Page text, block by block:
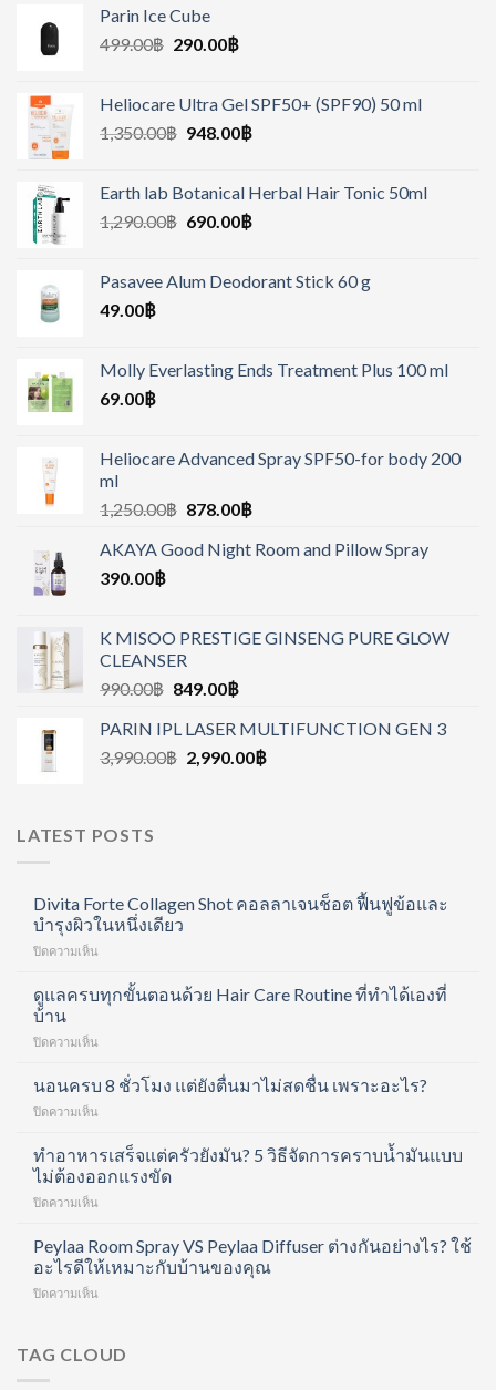
Parin Ice Cube
499.00฿ 290.00฿
Heliocare Ultra Gel SPF50+ (SPF90) 50 ml
1,350.00฿ 948.00฿
Earth lab Botanical Herbal Hair Tonic 50ml
1,290.00฿ 690.00฿
Pasavee Alum Deodorant Stick 60 g
49.00฿
Molly Everlasting Ends Treatment Plus 100 ml
69.00฿
Heliocare Advanced Spray SPF50-for body 200
ml
1,250.00฿ 878.00฿
AKAYA Good Night Room and Pillow Spray
390.00฿
K MISOO PRESTIGE GINSENG PURE GLOW
CLEANSER
990.00฿ 849.00฿
PARIN IPL LASER MULTIFUNCTION GEN 3
3,990.00฿ 2,990.00฿
LATEST POSTS
Divita Forte Collagen Shot คอลลาเจนช็อต ฟื้นฟูข้อและ
บำรุงผิวในหนึ่งเดียว
ปิดความเห็น
Collagen
คอ
ลา
ช็อต
ข้อ
และ
หนึ่ง
เดียว
ดูแลครบทุกขั้นตอนด้วย Hair Care Routine ที่ทำได้เองที่
บ้าน
ปิดความเห็น
ครบ
ทุก
ขั้น
ด้วย
Hair
Routine
ทำได้
เอง
นอนครบ 8 ชั่วโมง แต่ยังตื่นมาไม่สดชื่น เพราะอะไร?
ปิดความเห็น
8
ชั่วโมง
แต่
ตื่น
มา
สดชื่น
ทำอาหารเสร็จแต่ครัวยังมัน? 5 วิธีจัดการคราบน้ำมันแบบ
ไม่ต้องออกแรงขัด
ปิดความเห็น
เสร็จ
แต่
ครัว
5
Peylaa Room Spray VS Peylaa Diffuser ต่างกันอย่างไร? ใช้
อะไรดีให้เหมาะกับบ้านของคุณ
ปิดความเห็น
Spray
TAG CLOUD